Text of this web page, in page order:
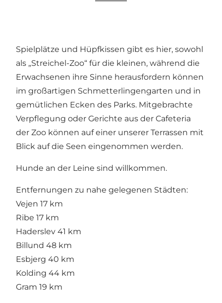
Spielplätze und Hüpfkissen gibt es hier, sowohl
als „Streichel-Zoo“ für die kleinen, während die
Erwachsenen ihre Sinne herausfordern können
im großartigen Schmetterlingengarten und in
gemütlichen Ecken des Parks. Mitgebrachte
Verpflegung oder Gerichte aus der Cafeteria
der Zoo können auf einer unserer Terrassen mit
Blick auf die Seen eingenommen werden.
Hunde an der Leine sind willkommen.
Entfernungen zu nahe gelegenen Städten:
Vejen 17 km
Ribe 17 km
Haderslev 41 km
Billund 48 km
Esbjerg 40 km
Kolding 44 km
Gram 19 km